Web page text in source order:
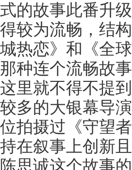
式的故事此番升
得较为流畅，结
城热恋》和《全
那种连个流畅故
这里就不得不提
较多的大银幕导
位拍摄过《守望
持在叙事上创新
陈思诚这个故事